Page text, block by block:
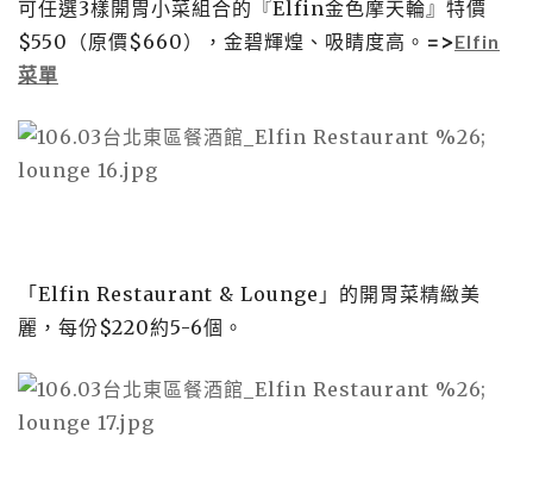
可任選3樣開胃小菜組合的『Elfin金色摩天輪』特價
$550（原價$660），金碧輝煌、吸睛度高。 =>Elfin
菜單
「Elfin Restaurant & Lounge」的開胃菜精緻美
麗，每份$220約5-6個。